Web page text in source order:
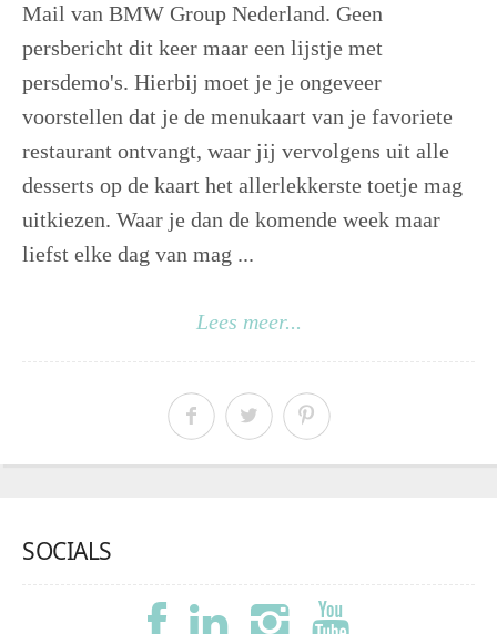
Mail van BMW Group Nederland. Geen
persbericht dit keer maar een lijstje met
persdemo's. Hierbij moet je je ongeveer
voorstellen dat je de menukaart van je favoriete
restaurant ontvangt, waar jij vervolgens uit alle
desserts op de kaart het allerlekkerste toetje mag
uitkiezen. Waar je dan de komende week maar
liefst elke dag van mag ...
Lees meer...
SOCIALS